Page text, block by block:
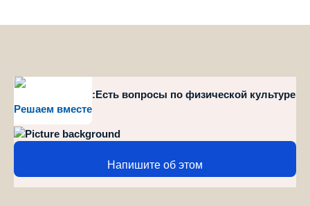
Решаем вместе
style="position":Есть вопросы по физической культуре
и спорту?
Напишите об этом